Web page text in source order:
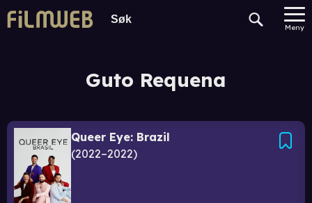
Meny
Guto Requena
Queer Eye: Brazil
2022–2022